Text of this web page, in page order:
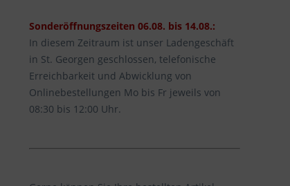
Sonderöffnungszeiten 06.08. bis 14.08.:
In diesem Zeitraum ist unser Ladengeschäft
in St. Georgen geschlossen, telefonische
Erreichbarkeit und Abwicklung von
Onlinebestellungen Mo bis Fr jeweils von
08:30 bis 12:00 Uhr.